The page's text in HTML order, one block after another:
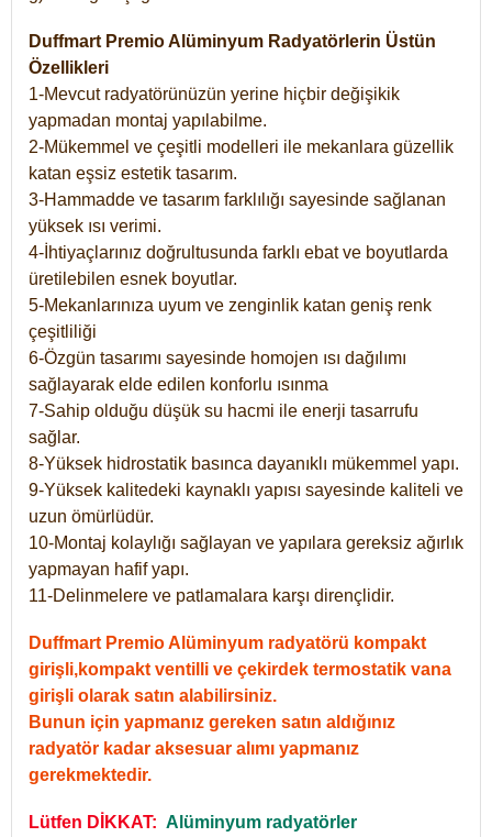
Duffmart Premio Alüminyum Radyatörlerin Üstün
Özellikleri
1-Mevcut radyatörünüzün yerine hiçbir değişikik
yapmadan montaj yapılabilme.
2-Mükemmel ve çeşitli modelleri ile mekanlara güzellik
katan eşsiz estetik tasarım.
3-Hammadde ve tasarım farklılığı sayesinde sağlanan
yüksek ısı verimi.
4-İhtiyaçlarınız doğrultusunda farklı ebat ve boyutlarda
üretilebilen esnek boyutlar.
5-Mekanlarınıza uyum ve zenginlik katan geniş renk
çeşitliliği
6-Özgün tasarımı sayesinde homojen ısı dağılımı
sağlayarak elde edilen konforlu ısınma
7-Sahip olduğu düşük su hacmi ile enerji tasarrufu
sağlar.
8-Yüksek hidrostatik basınca dayanıklı mükemmel yapı.
9-Yüksek kalitedeki kaynaklı yapısı sayesinde kaliteli ve
uzun ömürlüdür.
10-Montaj kolaylığı sağlayan ve yapılara gereksiz ağırlık
yapmayan hafif yapı.
11-Delinmelere ve patlamalara karşı dirençlidir.
Duffmart Premio Alüminyum radyatörü kompakt
girişli,kompakt ventilli ve çekirdek termostatik vana
girişli olarak satın alabilirsiniz.
Bunun için yapmanız gereken satın aldığınız
radyatör kadar aksesuar alımı yapmanız
gerekmektedir.
Lütfen DİKKAT: Alüminyum radyatörler